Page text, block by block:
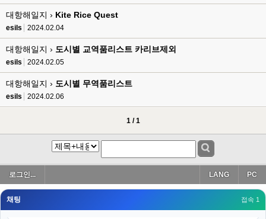
대항해일지 › Kite Rice Quest
esils 2024.02.04
대항해일지 › 도시별 교역품리스트 카리브제외
esils 2024.02.05
대항해일지 › 도시별 무역품리스트
esils 2024.02.06
1 / 1
로그인... PC
LANG
채팅 접속 1
고게임77 00:18
ㅋㅋㅋㅋㅋㅋㅋㅋ
esils 00:19
이게 db 접속자수로 잡는형태로 해서 그런가 ;;
밑에 일반웹게임이 더있었네요
esils
esils 00:19
다 펼쳐두면 너무길어서 ..
esils 00:19
모바일로 보는데도 좀 불편하더라구요
고게임77 00:19
아 ㅋㅋ 내일도 심심하면 들리겠습니다. 벌써 12시가 넘었었네요